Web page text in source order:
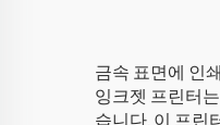
금속 표면에 인
잉크젯 프린터
습니다. 이 프린